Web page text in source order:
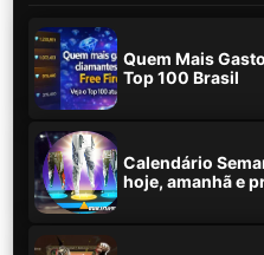
Quem Mais
Top 100 Brasil
Calendário
hoje, amanhã e